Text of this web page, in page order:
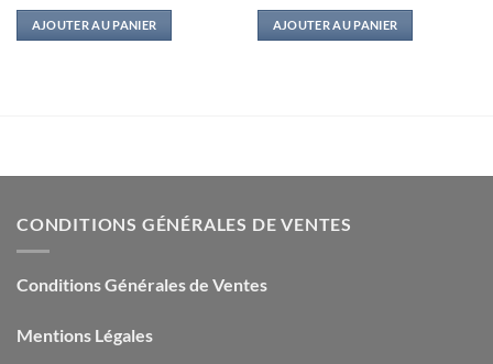
AJOUTER AU PANIER AJOUTER AU PANIER
CONDITIONS GÉNÉRALES DE VENTES
Conditions Générales de Ventes
Mentions Légales